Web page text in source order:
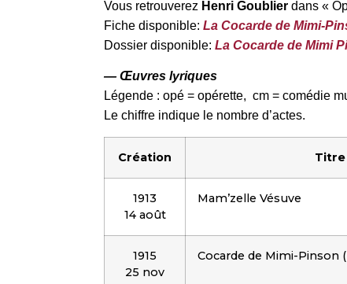
Vous retrouverez Henri Goublier dans «
Fiche disponible: La Cocarde de Mimi-
Dossier disponible: La Cocarde de Mimi
— Œuvres lyriques
Légende : opé = opérette, cm = comédie
Le chiffre indique le nombre d’actes.
Création Titre
1913
14 août
Mam’zelle Vésuve
1915
25 nov
Cocarde de Mimi-Pinson